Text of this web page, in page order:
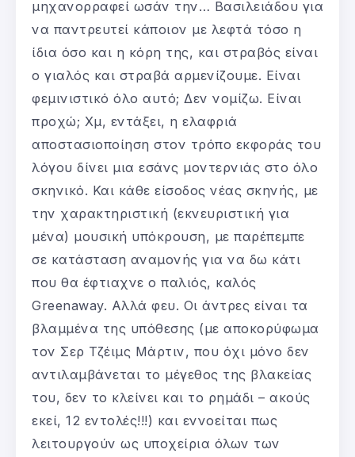
μηχανορραφεί ωσάν την… Βασιλειάδου για
να παντρευτεί κάποιον με λεφτά τόσο η
ίδια όσο και η κόρη της, και στραβός είναι
ο γιαλός και στραβά αρμενίζουμε. Είναι
φεμινιστικό όλο αυτό; Δεν νομίζω. Είναι
προχώ; Χμ, εντάξει, η ελαφριά
αποστασιοποίηση στον τρόπο εκφοράς του
λόγου δίνει μια εσάνς μοντερνιάς στο όλο
σκηνικό. Και κάθε είσοδος νέας σκηνής, με
την χαρακτηριστική (εκνευριστική για
μένα) μουσική υπόκρουση, με παρέπεμπε
σε κατάσταση αναμονής για να δω κάτι
που θα έφτιαχνε ο παλιός, καλός
Greenaway. Αλλά φευ. Οι άντρες είναι τα
βλαμμένα της υπόθεσης (με αποκορύφωμα
τον Σερ Τζέιμς Μάρτιν, που όχι μόνο δεν
αντιλαμβάνεται το μέγεθος της βλακείας
του, δεν το κλείνει και το ρημάδι – ακούς
εκεί, 12 εντολές!!!) και εννοείται πως
λειτουργούν ως υποχείρια όλων των